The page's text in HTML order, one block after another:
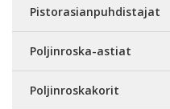
Pistorasianpuhdistajat
Poljinroska-astiat
Poljinroskakorit